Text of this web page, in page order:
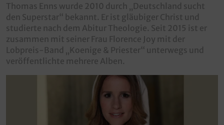
Thomas Enns wurde 2010 durch „Deutschland sucht
den Superstar“ bekannt. Er ist gläubiger Christ und
studierte nach dem Abitur Theologie. Seit 2015 ist er
zusammen mit seiner Frau Florence Joy mit der
Lobpreis-Band „Koenige & Priester“ unterwegs und
veröffentlichte mehrere Alben.